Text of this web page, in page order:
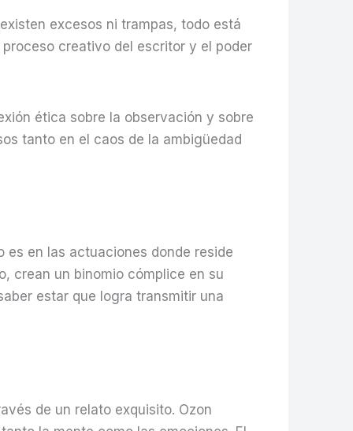
excesos ni trampas, todo está
creativo del escritor y el poder
ética sobre la observación y sobre
tanto en el caos de la ambigüedad
es en las actuaciones donde reside
crean un binomio cómplice en su
estar que logra transmitir una
de un relato exquisito. Ozon